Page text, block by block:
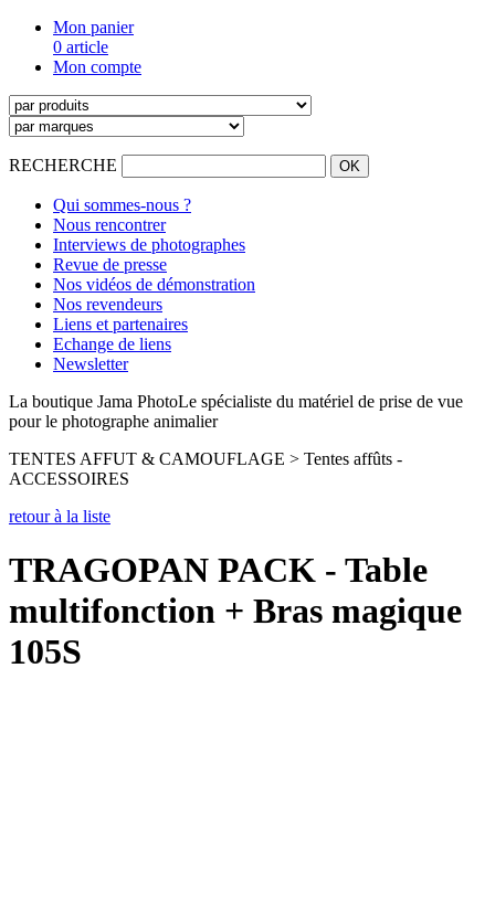
Mon panier
0 article
Mon compte
RECHERCHE
Qui sommes-nous ?
Nous rencontrer
Interviews de photographes
Revue de presse
Nos vidéos de démonstration
Nos revendeurs
Liens et partenaires
Echange de liens
Newsletter
La boutique Jama PhotoLe spécialiste du matériel de prise de vue
pour le photographe animalier
TENTES AFFUT & CAMOUFLAGE > Tentes affûts -
ACCESSOIRES
retour à la liste
TRAGOPAN PACK - Table
multifonction + Bras magique
105S